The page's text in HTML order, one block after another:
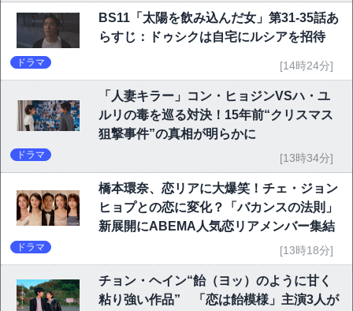
BS11「太陽を飲み込んだ女」第31-35話あ
らすじ：ドゥシクは自宅にルシアを招待
ドラマ [14時24分]
「人妻キラー」コン・ヒョジンVSハ・ユ
ルリの毒を巡る対決！15年前“クリスマス
狙撃事件”の真相が明らかに
ドラマ [13時34分]
橋本環奈、恋リアに大爆笑！チェ・ジョン
ヒョプとの恋に変化？「バカンスの法則」
新展開にABEMA人気恋リアメンバー集結
ドラマ [13時18分]
チョン・ヘイン“飴（ヨッ）のように甘く
粘り強い作品” 「恋は飴模様」主演3人が